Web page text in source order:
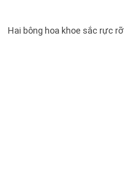
Hai bông hoa khoe sắc rực rỡ